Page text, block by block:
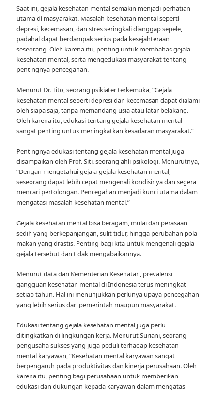
Saat ini, gejala kesehatan mental semakin menjadi perhatian
utama di masyarakat. Masalah kesehatan mental seperti
depresi, kecemasan, dan stres seringkali dianggap sepele,
padahal dapat berdampak serius pada kesejahteraan
seseorang. Oleh karena itu, penting untuk membahas gejala
kesehatan mental, serta mengedukasi masyarakat tentang
pentingnya pencegahan.
Menurut Dr. Tito, seorang psikiater terkemuka, “Gejala
kesehatan mental seperti depresi dan kecemasan dapat dialami
oleh siapa saja, tanpa memandang usia atau latar belakang.
Oleh karena itu, edukasi tentang gejala kesehatan mental
sangat penting untuk meningkatkan kesadaran masyarakat.”
Pentingnya edukasi tentang gejala kesehatan mental juga
disampaikan oleh Prof. Siti, seorang ahli psikologi. Menurutnya,
“Dengan mengetahui gejala-gejala kesehatan mental,
seseorang dapat lebih cepat mengenali kondisinya dan segera
mencari pertolongan. Pencegahan menjadi kunci utama dalam
mengatasi masalah kesehatan mental.”
Gejala kesehatan mental bisa beragam, mulai dari perasaan
sedih yang berkepanjangan, sulit tidur, hingga perubahan pola
makan yang drastis. Penting bagi kita untuk mengenali gejala-
gejala tersebut dan tidak mengabaikannya.
Menurut data dari Kementerian Kesehatan, prevalensi
gangguan kesehatan mental di Indonesia terus meningkat
setiap tahun. Hal ini menunjukkan perlunya upaya pencegahan
yang lebih serius dari pemerintah maupun masyarakat.
Edukasi tentang gejala kesehatan mental juga perlu
ditingkatkan di lingkungan kerja. Menurut Suriani, seorang
pengusaha sukses yang juga peduli terhadap kesehatan
mental karyawan, “Kesehatan mental karyawan sangat
berpengaruh pada produktivitas dan kinerja perusahaan. Oleh
karena itu, penting bagi perusahaan untuk memberikan
edukasi dan dukungan kepada karyawan dalam mengatasi